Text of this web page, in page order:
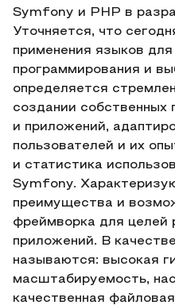
Symfony и PHP в
Уточняется, что
применения языков для
программирования и
определяется
создании собственных
и приложений,
пользователей и их
и статистика
Symfony.
преимущества и
фреймворка для целей
приложений. В
называются: высокая
масштабируемость,
качественная